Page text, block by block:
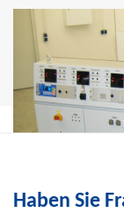
Haben Sie